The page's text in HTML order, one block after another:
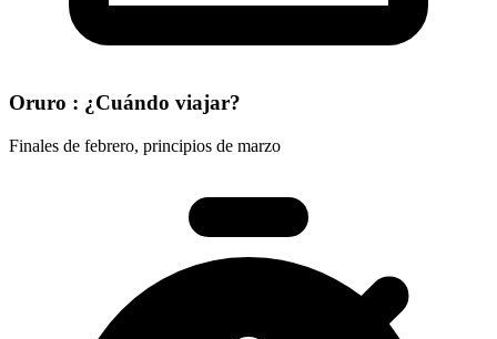
Oruro : ¿Cuándo viajar?
Finales de febrero, principios de marzo